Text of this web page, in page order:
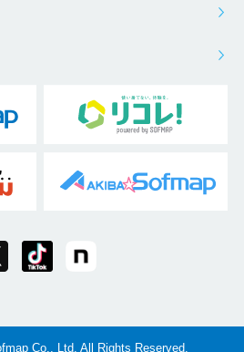
Co., Ltd. All Rights Reserved.